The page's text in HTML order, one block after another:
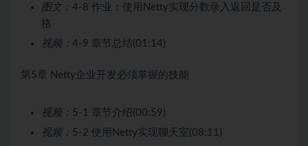
图文： 4-8 作业：使用Netty实现分数录入返回是否及
格
视频： 4-9 章节总结(01:14)
第5章 Netty企业开发必须掌握的技能
视频： 5-1 章节介绍(00:59)
视频： 5-2 使用Netty实现聊天室(08:11)